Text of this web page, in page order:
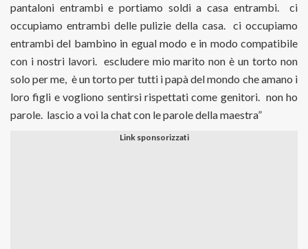
pantaloni entrambi e portiamo soldi a casa entrambi. ci
occupiamo entrambi delle pulizie della casa. ci occupiamo
entrambi del bambino in egual modo e in modo compatibile
con i nostri lavori. escludere mio marito non è un torto non
solo per me, è un torto per tutti i papà del mondo che amano i
loro figli e vogliono sentirsi rispettati come genitori. non ho
parole. lascio a voi la chat con le parole della maestra”